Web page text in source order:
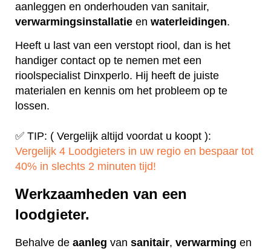
aanleggen en onderhouden van sanitair,
verwarmingsinstallatie en waterleidingen.
Heeft u last van een verstopt riool, dan is het
handiger contact op te nemen met een
rioolspecialist Dinxperlo. Hij heeft de juiste
materialen en kennis om het probleem op te
lossen.
✅ TIP: ( Vergelijk altijd voordat u koopt ):
Vergelijk 4 Loodgieters in uw regio en bespaar tot
40% in slechts 2 minuten tijd!
Werkzaamheden van een
loodgieter.
Behalve de aanleg van sanitair, verwarming en